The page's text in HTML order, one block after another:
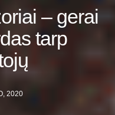
– gerai
tarp
2020